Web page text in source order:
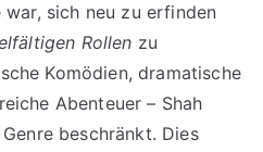
sich neu zu erfinden
Rollen zu
Komödien, dramatische
Abenteuer – Shah
beschränkt. Dies